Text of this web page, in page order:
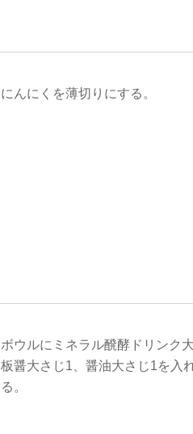
にんにくを薄切りにする。
ボウルにミネラル醗酵ドリンク
板醤大さじ1、醤油大さじ1を入
る。